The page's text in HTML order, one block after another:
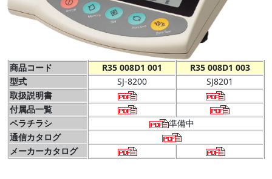
商品コード R35 008D1 001
R35 008D1 003
型式
SJ-8200
SJ8201
取扱説明書
付属品一覧
ペラチラシ
準備中
通信カタログ
メーカーカタログ